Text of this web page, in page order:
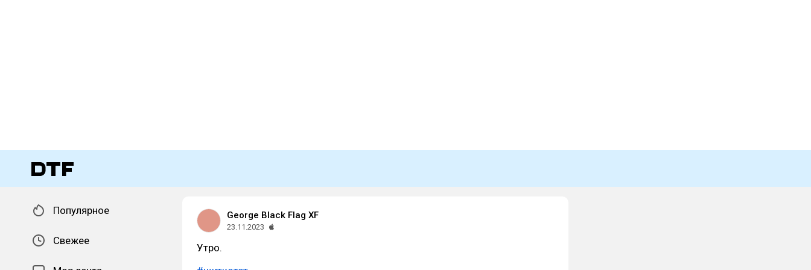
Популярное
Свежее
George Black Flag XF
23.11.2023
Утро.